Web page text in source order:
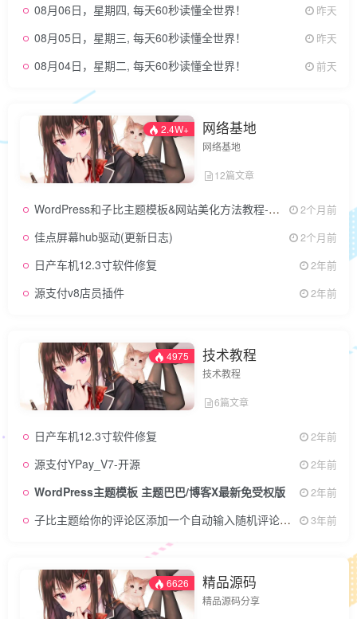
08月06日，星期四, 每天60秒读懂全世界！ 昨天
08月05日，星期三, 每天60秒读懂全世界！ 昨天
08月04日，星期二, 每天60秒读懂全世界！ 前天
2.4W+ 网络基地
网络基地
12篇文章
WordPress和子比主题模板&网站美化方法教程-已更新到:23-01-8 2个月前
佳点屏幕hub驱动(更新日志) 2个月前
日产车机12.3寸软件修复 2年前
源支付v8店员插件 2年前
4975 技术教程
技术教程
6篇文章
日产车机12.3寸软件修复 2年前
源支付YPay_V7-开源 2年前
WordPress主题模板 主题巴巴/博客X最新免受权版 2年前
子比主题给你的评论区添加一个自动输入随机评论文字API功能 3年前
6626 精品源码
精品源码分享